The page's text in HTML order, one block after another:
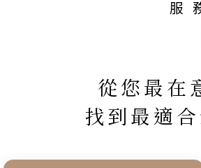
服
從您最在
找到最適